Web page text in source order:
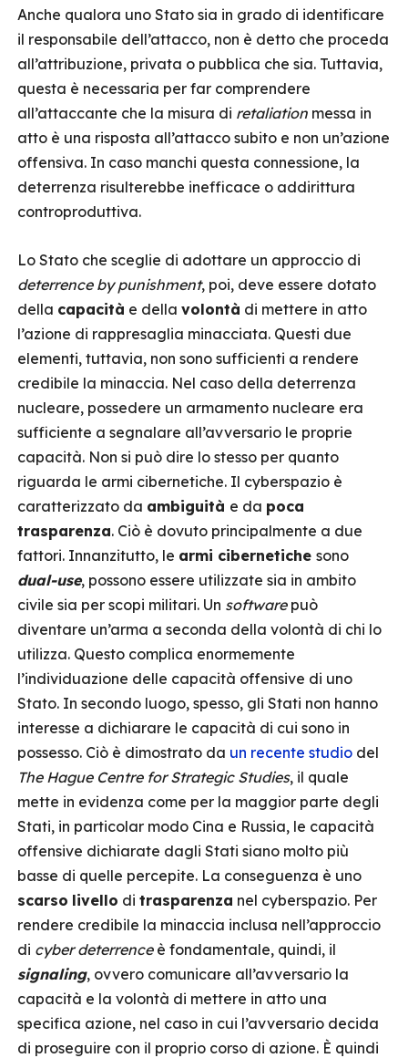
Anche qualora uno Stato sia in grado di identificare
il responsabile dell’attacco, non è detto che proceda
all’attribuzione, privata o pubblica che sia. Tuttavia,
questa è necessaria per far comprendere
all’attaccante che la misura di retaliation messa in
atto è una risposta all’attacco subito e non un’azione
offensiva. In caso manchi questa connessione, la
deterrenza risulterebbe inefficace o addirittura
controproduttiva.
Lo Stato che sceglie di adottare un approccio di
deterrence by punishment, poi, deve essere dotato
della capacità e della volontà di mettere in atto
l’azione di rappresaglia minacciata. Questi due
elementi, tuttavia, non sono sufficienti a rendere
credibile la minaccia. Nel caso della deterrenza
nucleare, possedere un armamento nucleare era
sufficiente a segnalare all’avversario le proprie
capacità. Non si può dire lo stesso per quanto
riguarda le armi cibernetiche. Il cyberspazio è
caratterizzato da ambiguità e da poca
trasparenza. Ciò è dovuto principalmente a due
fattori. Innanzitutto, le armi cibernetiche sono
dual-use, possono essere utilizzate sia in ambito
civile sia per scopi militari. Un softwarepuò
diventare un’arma a seconda della volontà di chi lo
utilizza. Questo complica enormemente
l’individuazione delle capacità offensive di uno
Stato. In secondo luogo, spesso, gli Stati non hanno
interesse a dichiarare le capacità di cui sono in
possesso. Ciò è dimostrato da un recente studio del
The Hague Centre for Strategic Studies, il quale
mette in evidenza come per la maggior parte degli
Stati, in particolar modo Cina e Russia, le capacità
offensive dichiarate dagli Stati siano molto più
basse di quelle percepite. La conseguenza è uno
scarso livello di trasparenza nel cyberspazio. Per
rendere credibile la minaccia inclusa nell’approccio
di cyber deterrenceè fondamentale, quindi, il
signaling, ovvero comunicare all’avversario la
capacità e la volontà di mettere in atto una
specifica azione, nel caso in cui l’avversario decida
di proseguire con il proprio corso di azione. È quindi